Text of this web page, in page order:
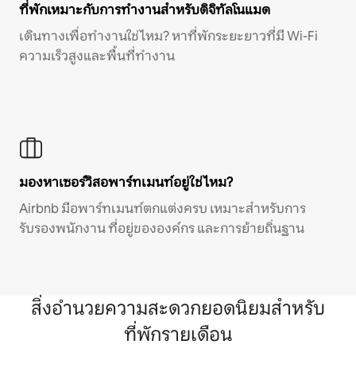
ที่พักเหมาะกับการทำงานสำหรับดิจิทัลโนแมด
เดินทางเพื่อทำงานใช่ไหม? หาที่พักระยะยาวที่มี Wi-Fi
ความเร็วสูงและพื้นที่ทำงาน
มองหาเซอร์วิสอพาร์ทเมนท์อยู่ใช่ไหม?
Airbnb มีอพาร์ทเมนท์ตกแต่งครบ เหมาะสำหรับการ
รับรองพนักงาน ที่อยู่ขององค์กร และการย้ายถิ่นฐาน
สิ่งอำนวยความสะดวกยอดนิยมสำหรับ
ที่พักรายเดือน